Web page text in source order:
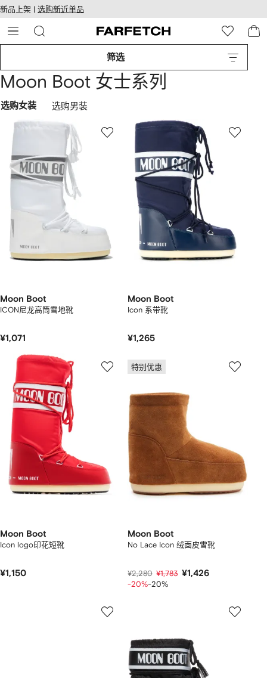
至
内
容
障碍网络
设
新品上架 | 选购新近单品
筛选
Moon Boot 女士系列
选购女装 选购男装
Moon Boot
ICON尼龙高筒雪地靴
¥1,071
Moon Boot
Icon 系带靴
¥1,265
Moon Boot
Icon logo印花短靴
¥1,150
特别优惠
Moon Boot
No Lace Icon 绒面皮雪靴
¥2,280 ¥1,783 ¥1,426
-20%-20%